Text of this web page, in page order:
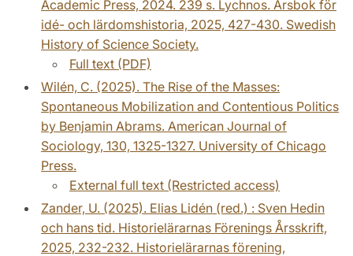
Academic Press, 2024. 239 s. Lychnos. Årsbok för
idé- och lärdomshistoria, 2025, 427-430. Swedish
History of Science Society.
Full text (PDF)
Wilén, C. (2025). The Rise of the Masses:
Spontaneous Mobilization and Contentious Politics
by Benjamin Abrams. American Journal of
Sociology, 130, 1325-1327. University of Chicago
Press.
External full text (Restricted access)
Zander, U. (2025). Elias Lidén (red.) : Sven Hedin
och hans tid. Historielärarnas Förenings Årsskrift,
2025, 232-232. Historielärarnas förening,